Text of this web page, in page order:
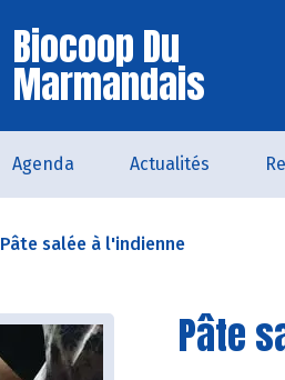
Biocoop Du
Marmandais
Agenda Actualités
Pâte salée à l'indienne
Pâte